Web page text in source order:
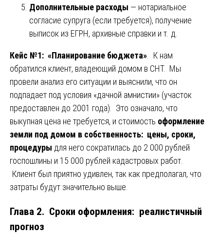
Дополнительные расходы — нотариальное
согласие супруга (если требуется), получение
выписок из ЕГРН, архивные справки и т. д.
Кейс №1: «Планирование бюджета» . К нам
обратился клиент, владеющий домом в СНТ. Мы
провели анализ его ситуации и выяснили, что он
подпадает под условия «дачной амнистии» (участок
предоставлен до 2001 года). Это означало, что
выкупная цена не требуется, и стоимость оформление
земли под домом в собственность: цены, сроки,
процедуры для него сократилась до 2 000 рублей
госпошлины и 15 000 рублей кадастровых работ.
Клиент был приятно удивлен, так как предполагал, что
затраты будут значительно выше.
Глава 2. Сроки оформления: реалистичный
прогноз